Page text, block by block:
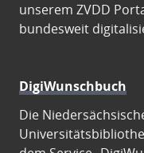
unserem ZVDD
bundesweit
DigiWunschbuch
Die